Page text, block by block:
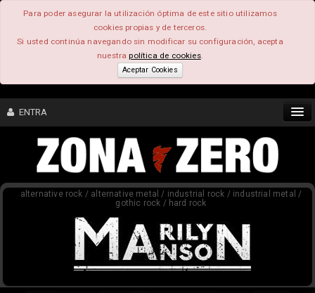
Para poder asegurar la utilización óptima de este sitio utilizamos
cookies propias y de terceros.
Si usted continúa navegando sin modificar su configuración, acepta
nuestrapolítica de cookies.
Aceptar Cookies
ENTRA
CONTENIDO
FEEEDBACK
alternative rock / alternative metal / industrial rock / industrial metal /
gothic rock / hard rock